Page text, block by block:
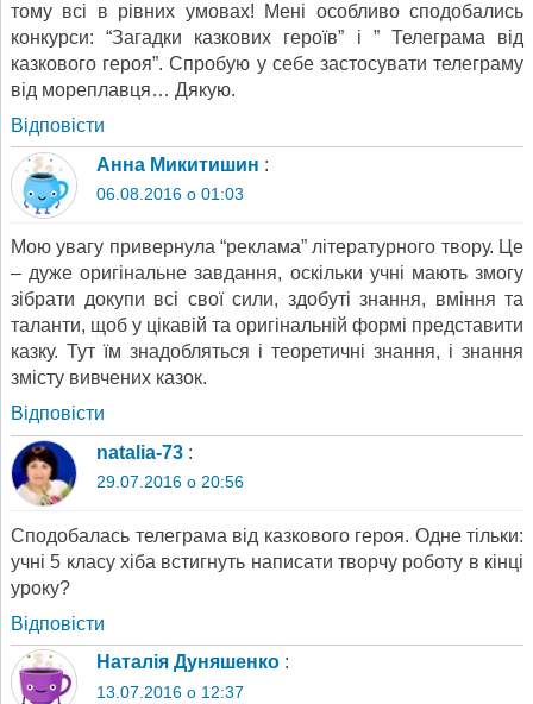
тому всі в рівних умовах! Мені особливо сподобались
конкурси: “Загадки казкових героїв” і ” Телеграма від
казкового героя”. Спробую у себе застосувати телеграму
від мореплавця… Дякую.
Відповіcти
Анна Микитишин :
06.08.2016 о 01:03
Мою увагу привернула “реклама” літературного твору. Це
– дуже оригінальне завдання, оскільки учні мають змогу
зібрати докупи всі свої сили, здобуті знання, вміння та
таланти, щоб у цікавій та оригінальній формі представити
казку. Тут їм знадобляться і теоретичні знання, і знання
змісту вивчених казок.
Відповіcти
natalia-73 :
29.07.2016 о 20:56
Сподобалась телеграма від казкового героя. Одне тільки:
учні 5 класу хіба встигнуть написати творчу роботу в кінці
уроку?
Відповіcти
Наталія Дуняшенко :
13.07.2016 о 12:37